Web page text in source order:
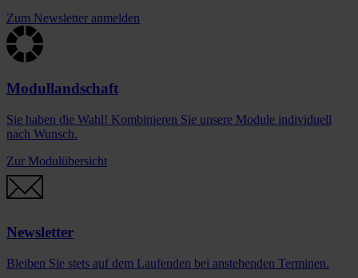
Zum Newsletter anmelden
Modullandschaft
Sie haben die Wahl! Kombinieren Sie unsere Module individuell
nach Wunsch.
Zur Modulübersicht
Newsletter
Bleiben Sie stets auf dem Laufenden bei anstehenden Terminen.